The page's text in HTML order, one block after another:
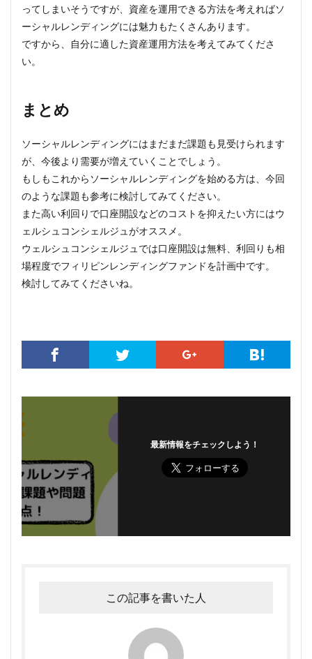
ってしまいそうですが、資産を運用できる方法を考えればソ
ーシャルレンディングには魅力もたくさんあります。
ですから、自分に適した資産運用方法を考えてみてくださ
い。
まとめ
ソーシャルレンディングにはまだまだ課題も見受けられます
が、今後より需要が増えていくことでしょう。
もしもこれからソーシャルレンディングを始める方は、今回
のような課題も参考に検討してみてください。
また高い利回りで口座開設などのコストを抑えたい方にはウ
ェルシュコンシェルジュがオススメ。
ウェルシュコンシェルジュでは口座開設は無料、利回りも相
場程度でフィリピンレンディングファンドを計画中です。
検討してみてくださいね。
最新情報をチェックしよう！
この記事を書いた人